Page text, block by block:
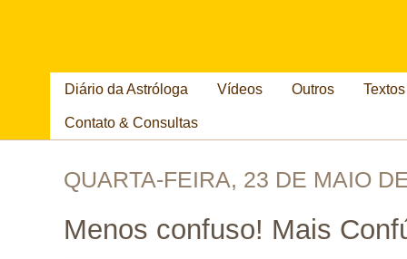
Diário da Astróloga Vídeos Outros
Contato & Consultas
QUARTA-FEIRA, 23 DE MAIO
Menos confuso! Mais